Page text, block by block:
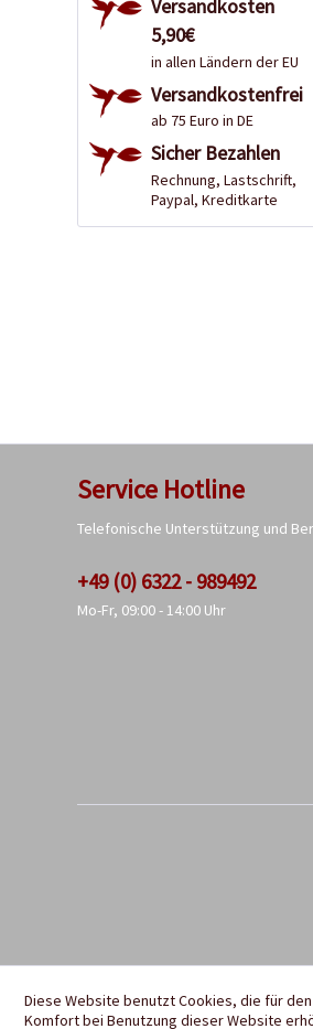
Versandkosten
5,90€
in allen Ländern der EU
Versandkostenfrei
ab 75 Euro in DE
Sicher Bezahlen
Rechnung, Lastschrift,
Paypal, Kreditkarte
Service Hotline
Telefonische Unterstützung und
+49 (0) 6322 - 989492
Mo-Fr, 09:00 - 14:00 Uhr
Diese Website benutzt Cookies, die für
Komfort bei Benutzung dieser Website